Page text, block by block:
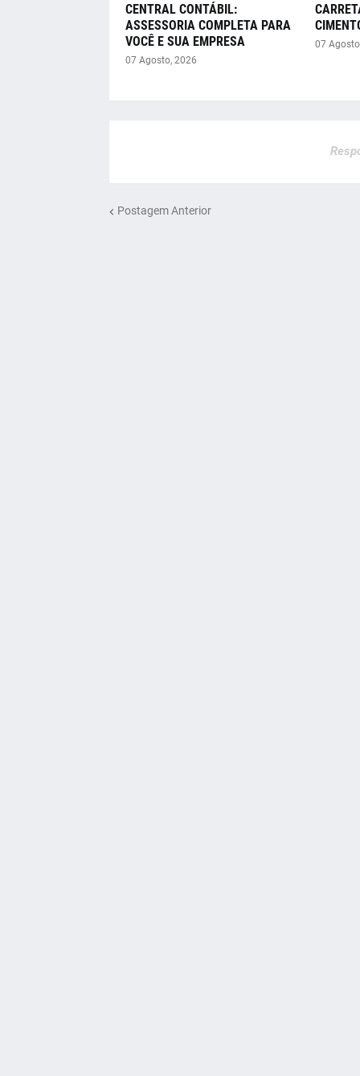
CENTRAL CONTÁBIL:
ASSESSORIA COMPLETA PARA
VOCÊ E SUA EMPRESA
07 Agosto, 2026
07
Postagem Anterior